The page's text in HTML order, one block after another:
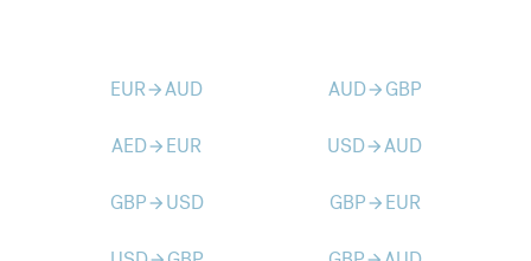
EURarrow_forwardAUD AUDarrow_forward GBP
AEDarrow_forward EUR USDarrow_forwardAUD
GBParrow_forward USD GBParrow_forward EUR